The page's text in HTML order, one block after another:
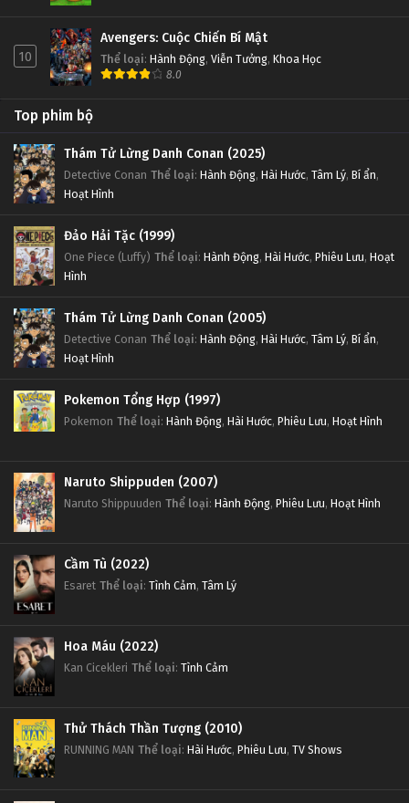
10
Avengers: Cuộc Chiến Bí Mật
Thể loại: Hành Động, Viễn Tưởng, Khoa Học
8.0
Top phim bộ
Thám Tử Lừng Danh Conan (2025)
Detective Conan Thể loại: Hành Động, Hài Hước, Tâm Lý, Bí ẩn,
Hoạt Hình
Đảo Hải Tặc (1999)
One Piece (Luffy) Thể loại: Hành Động, Hài Hước, Phiêu Lưu, Hoạt
Hình
Thám Tử Lừng Danh Conan (2005)
Detective Conan Thể loại: Hành Động, Hài Hước, Tâm Lý, Bí ẩn,
Hoạt Hình
Pokemon Tổng Hợp (1997)
Pokemon Thể loại: Hành Động, Hài Hước, Phiêu Lưu, Hoạt Hình
Naruto Shippuden (2007)
Naruto Shippuuden Thể loại: Hành Động, Phiêu Lưu, Hoạt Hình
Cầm Tù (2022)
Esaret Thể loại: Tình Cảm, Tâm Lý
Hoa Máu (2022)
Kan Cicekleri Thể loại: Tình Cảm
Thử Thách Thần Tượng (2010)
RUNNING MAN Thể loại: Hài Hước, Phiêu Lưu, TV Shows